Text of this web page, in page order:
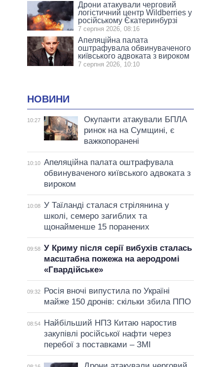
Дрони атакували черговий
логістичний центр Wildberries у
російському Єкатеринбурзі
7 серпня 2026, 08:16
Апеляційна палата
оштрафувала обвинуваченого
київського адвоката з вироком
7 серпня 2026, 10:10
НОВИНИ
10:27
Окупанти атакували БПЛА
ринок на на Сумщині, є
важкопоранені
10:10 Апеляційна палата оштрафувала
обвинуваченого київського адвоката з
вироком
10:08 У Таїланді сталася стрілянина у
школі, семеро загиблих та
щонайменше 15 поранених
09:58 У Криму після серії вибухів сталась
масштабна пожежа на аеродромі
«Гвардійське»
09:32
Росія вночі випустила по Україні
майже 150 дронів: скільки збила ППО
08:54
Найбільший НПЗ Китаю наростив
закупівлі російської нафти через
перебої з поставками – ЗМІ